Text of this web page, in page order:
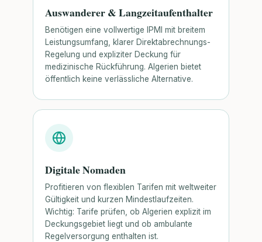
Auswanderer & Langzeitaufenthalter
Benötigen eine vollwertige IPMI mit breitem
Leistungsumfang, klarer Direktabrechnungs-
Regelung und expliziter Deckung für
medizinische Rückführung. Algerien bietet
öffentlich keine verlässliche Alternative.
Digitale Nomaden
Profitieren von flexiblen Tarifen mit weltweiter
Gültigkeit und kurzen Mindestlaufzeiten.
Wichtig: Tarife prüfen, ob Algerien explizit im
Deckungsgebiet liegt und ob ambulante
Regelversorgung enthalten ist.